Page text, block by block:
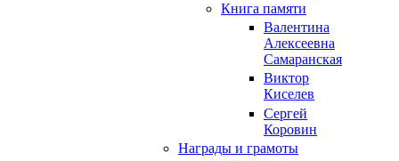
Книга памяти
Валентина
Алексеевна
Самаранская
Виктор
Киселев
Сергей
Коровин
Награды и грамоты